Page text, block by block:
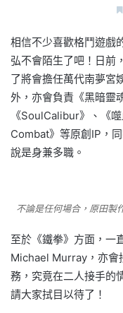
相信不少喜歡格鬥遊戲
弘不會陌生了吧！日前
了將會擔任萬代南夢宮
外，亦會負責《黑暗靈
《SoulCalibur》、《
Combat》等原創IP，
說是身兼多職。
不論是任何場合，原田製
至於《鐵拳》方面，一
Michael Murray，亦會
務，究竟在二人接手的
請大家拭目以待了！